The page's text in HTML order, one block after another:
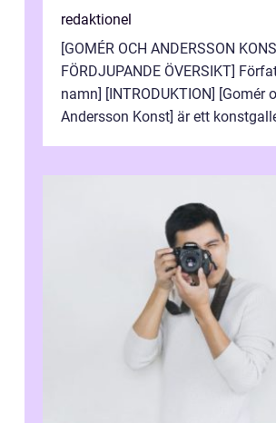
redaktionel
[GOMÉR OCH ANDERSSON
FÖRDJUPANDE ÖVERSIKT]
namn] [INTRODUKTION] [Gomér
Andersson Konst] är ett